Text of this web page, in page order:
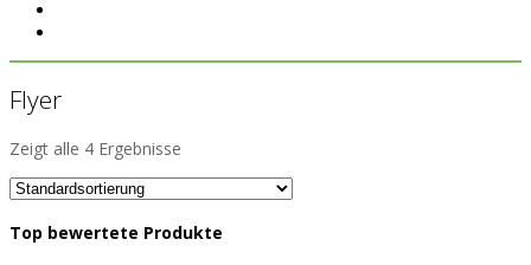
Flyer
Zeigt alle 4 Ergebnisse
Top bewertete Produkte